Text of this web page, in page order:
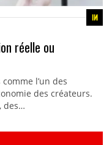
réelle ou
l’un des
des créateurs.
des…